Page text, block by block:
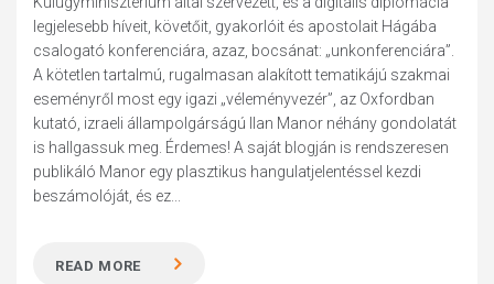
legjelesebb híveit, követőit, gyakorlóit és apostolait Hágába
csalogató konferenciára, azaz, bocsánat: „unkonferenciára”.
A kötetlen tartalmú, rugalmasan alakított tematikájú szakmai
eseményről most egy igazi „véleményvezér”, az Oxfordban
kutató, izraeli állampolgárságú Ilan Manor néhány gondolatát
is hallgassuk meg. Érdemes! A saját blogján is rendszeresen
publikáló Manor egy plasztikus hangulatjelentéssel kezdi
beszámolóját, és ez...
READ MORE